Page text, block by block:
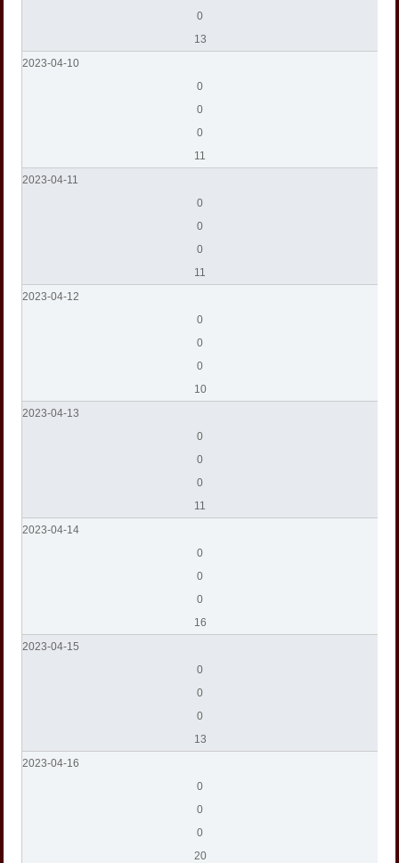
0
13
2023-04-10
0
0
0
11
2023-04-11
0
0
0
11
2023-04-12
0
0
0
10
2023-04-13
0
0
0
11
2023-04-14
0
0
0
16
2023-04-15
0
0
0
13
2023-04-16
0
0
0
20